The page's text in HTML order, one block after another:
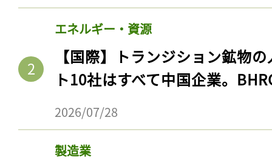
エネルギー・資源
【国際】トランジション鉱物
ト10社はすべて中国企業。
2026/07/28
製造業